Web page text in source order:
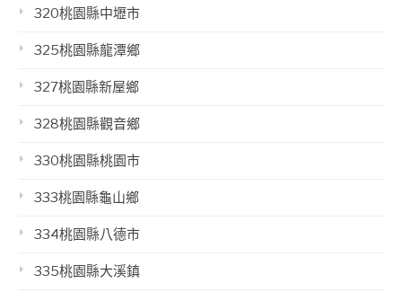
320桃園縣中壢市
325桃園縣龍潭鄉
327桃園縣新屋鄉
328桃園縣觀音鄉
330桃園縣桃園市
333桃園縣龜山鄉
334桃園縣八德市
335桃園縣大溪鎮